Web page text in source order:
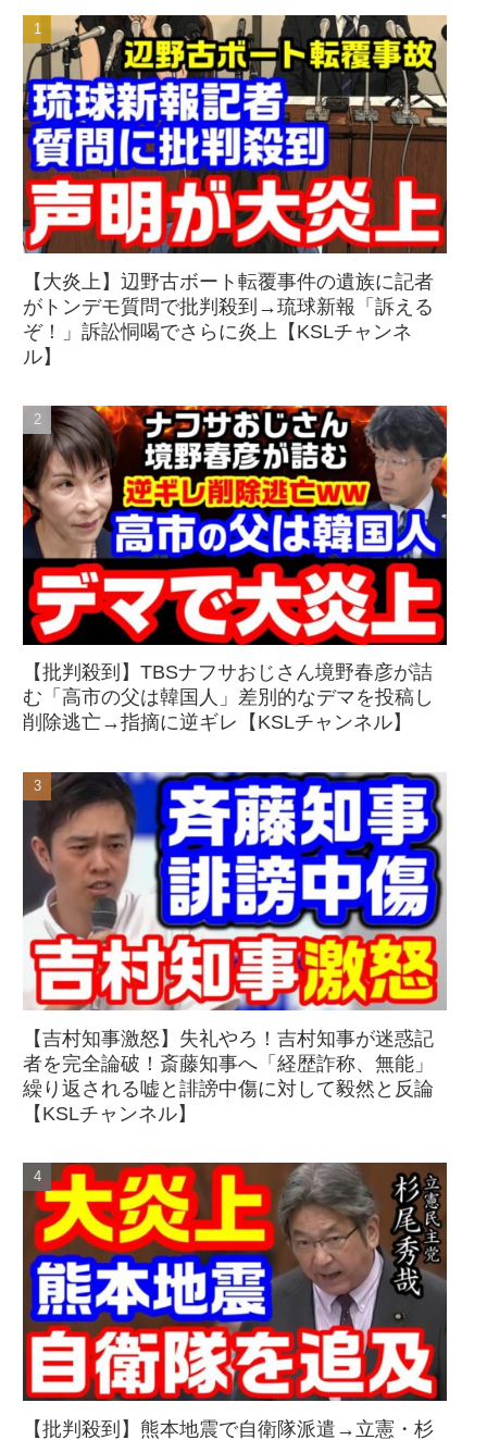
【大炎上】辺野古ボート転覆事件の遺族に記者
がトンデモ質問で批判殺到→琉球新報「訴える
ぞ！」訴訟恫喝でさらに炎上【KSLチャンネ
ル】
【批判殺到】TBSナフサおじさん境野春彦が詰
む「高市の父は韓国人」差別的なデマを投稿し
削除逃亡→指摘に逆ギレ【KSLチャンネル】
【吉村知事激怒】失礼やろ！吉村知事が迷惑記
者を完全論破！斎藤知事へ「経歴詐称、無能」
繰り返される嘘と誹謗中傷に対して毅然と反論
【KSLチャンネル】
【批判殺到】熊本地震で自衛隊派遣→立憲・杉